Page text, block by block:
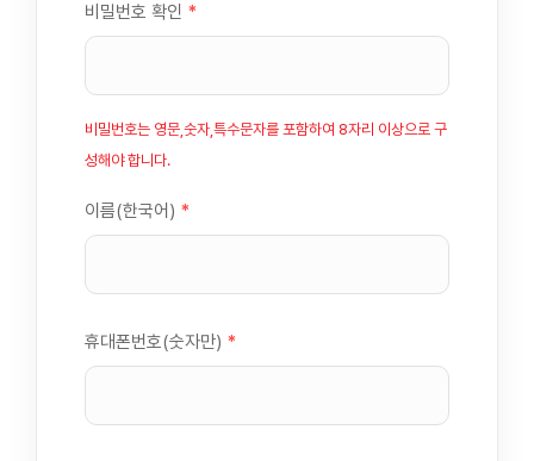
비밀번호 확인 *
비밀번호는 영문,숫자,특수문자를 포함하여 8자리 이상으로 구
성해야 합니다.
이름(한국어) *
휴대폰번호(숫자만) *